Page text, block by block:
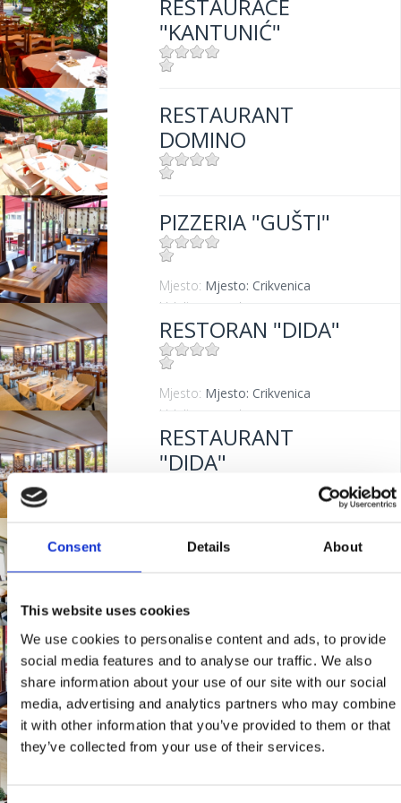
Consent Details About
This website uses cookies
We use cookies to personalise content and ads, to provide
social media features and to analyse our traffic. We also
share information about your use of our site with our social
media, advertising and analytics partners who may combine
it with other information that you’ve provided to them or that
they’ve collected from your use of their services.
Udaljenost od mora:300 m
RESTAURACE
"KANTUNIĆ"
Udaljenost od mora:
RESTAURANT
DOMINO
PIZZERIA "GUŠTI"
Mjesto: Mjesto: Crikvenica
Udaljenost od mora:
RESTORAN "DIDA"
Mjesto: Mjesto: Crikvenica
Udaljenost od mora:
RESTAURANT
"DIDA"
Udaljenost od mora:
BISTRO "MIKA"
Mjesto:
PIZZERIA "GUŠTI"
Mjesto:
Mjesto: Crikvenica
Udaljenost od mora:
300 m
RESTORAN "FERAL"